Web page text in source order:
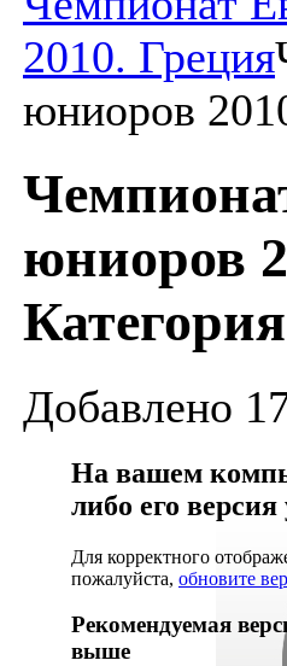
2010. Греция
юниоров
юниоров
Добавлено
На вашем
либо его версия
Для корректного
пожалуйста, обновите
Рекомендуемая
выше